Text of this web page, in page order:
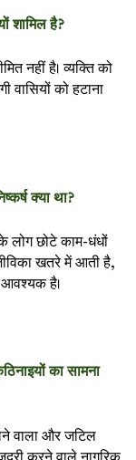
शामिल है?
नहीं है। व्यक्ति को
वासियों को हटाना
क्या था?
लोग छोटे काम-धंधों
खतरे में आती है,
आवश्यक है।
का सामना
वाला और जटिल